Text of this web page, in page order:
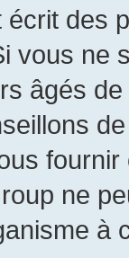
des
vous ne
âgés
ne